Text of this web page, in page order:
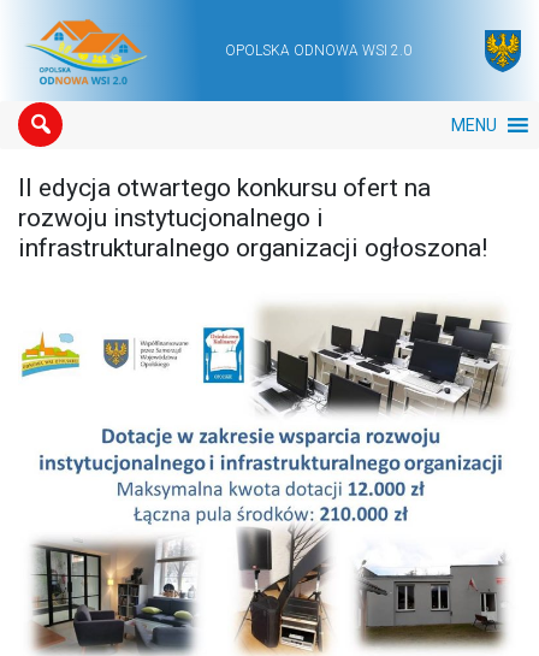
Main NavigationOPOLSKA ODNOWA WSI 2.0
MENU
II edycja otwartego konkursu ofert na
rozwoju instytucjonalnego i
infrastrukturalnego organizacji ogłoszona!